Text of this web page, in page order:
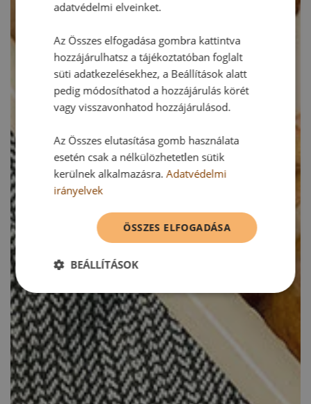
adatvédelmi elveinket.
Az Összes elfogadása gombra kattintva
hozzájárulhatsz a tájékoztatóban foglalt
süti adatkezelésekhez, a Beállítások alatt
pedig módosíthatod a hozzájárulás körét
vagy visszavonhatod hozzájárulásod.
Az Összes elutasítása gomb használata
esetén csak a nélkülözhetetlen sütik
kerülnek alkalmazásra.Adatvédelmi
irányelvek
ÖSSZES ELFOGADÁSA
BEÁLLÍTÁSOK